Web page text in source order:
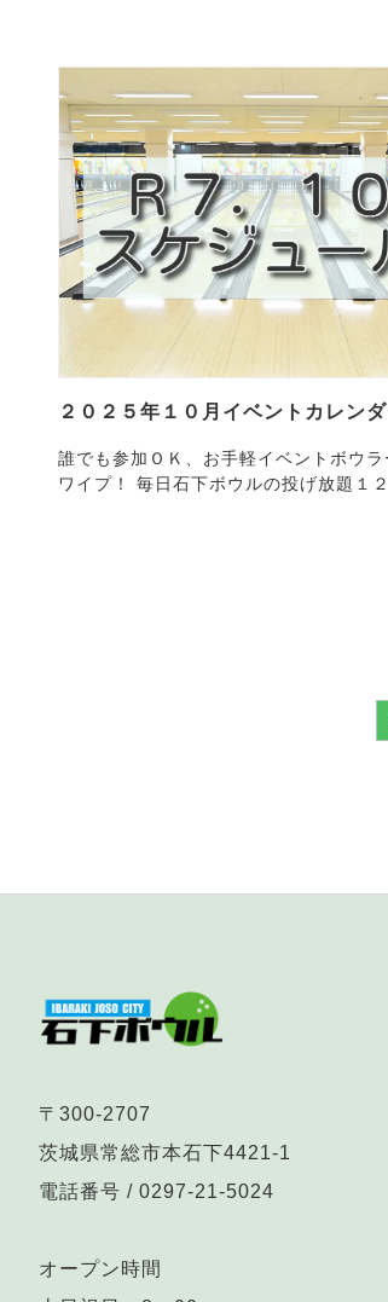
２０２５年１０月イベントカレン
誰でも参加ＯＫ、お手軽イベントボウラ
ワイプ！ 毎日石下ボウルの投げ放題
〒300-2707
茨城県常総市本石下4421-1
電話番号 / 0297-21-5024
オープン時間